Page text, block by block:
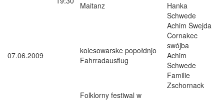
Maitanz
Hanka
Schwede
07.06.2009
kolesowarske popołdnjo
Fahrradausflug
Achim Šwejda
Čornakec
swójba
Achim
Schwede
Familie
Zschornack
Folklorny festiwal w